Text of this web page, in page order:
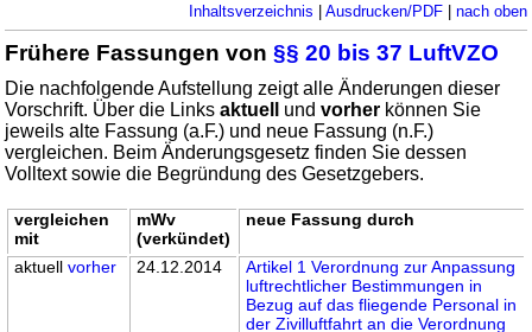
Inhaltsverzeichnis | Ausdrucken/PDF| nach oben
Frühere Fassungen von§§ 20 bis 37 LuftVZO
Die nachfolgende Aufstellung zeigt alle Änderungen dieser
Vorschrift. Über die Linksaktuell undvorher können Sie
jeweils alte Fassung (a.F.) und neue Fassung (n.F.)
vergleichen. Beim Änderungsgesetz finden Sie dessen
Volltext sowie die Begründung des Gesetzgebers.
vergleichen
mit
mWv
(verkündet)
neue Fassung durch
aktuellvorher 24.12.2014
Artikel 1 Verordnung zur Anpassung
luftrechtlicher Bestimmungen in
Bezug auf das fliegende Personal in
der Zivilluftfahrt an die Verordnung